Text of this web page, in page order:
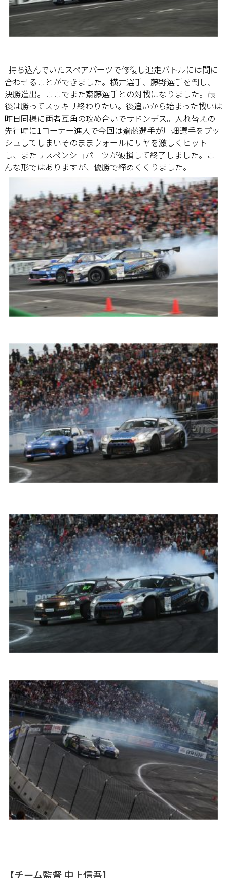
持ち込んでいたスペアパーツで修復し追走バトルには間に
合わせることができました。横井選手、藤野選手を倒し、
決勝進出。ここでまた齋藤選手との対戦になりました。最
後は勝ってスッキリ終わりたい。後追いから始まった戦いは
昨日同様に両者互角の攻め合いでサドンデス。入れ替えの
先行時に1コーナー進入で今回は齋藤選手が川畑選手をプッ
シュしてしまいそのままウォールにリヤを激しくヒット
し、またサスペンショパーツが破損して終了しました。こ
んな形ではありますが、優勝で締めくくりました。
【チーム監督 中上信吾】